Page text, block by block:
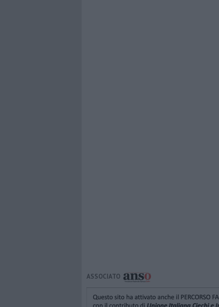
ASSOCIATO